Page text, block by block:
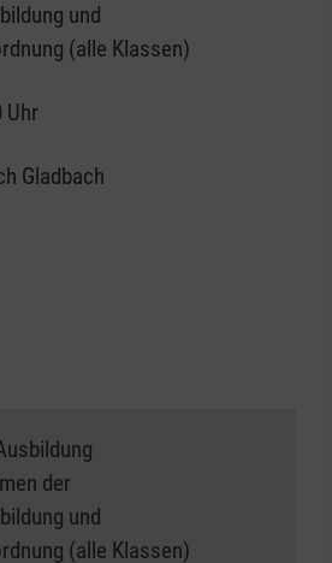
und
(alle Klassen)
Uhr
Gladbach
der
und
(alle Klassen)